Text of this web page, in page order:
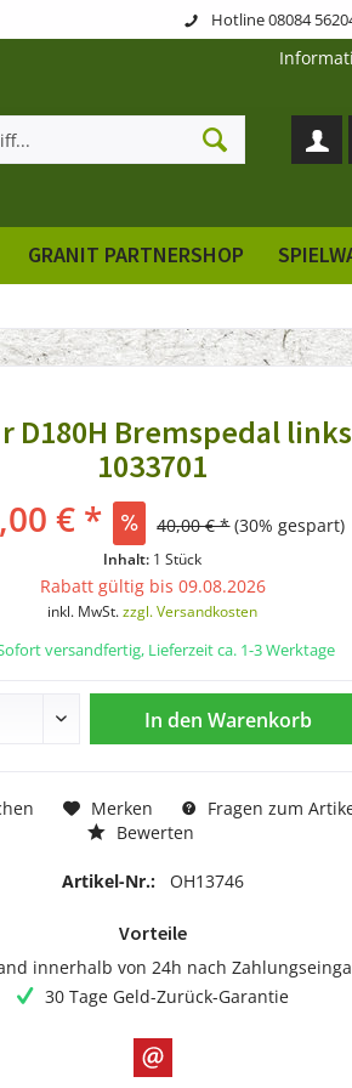
Hotline 08084
GRANIT PARTNERSHOP
D180H Bremspedal links
1033701
€ * 40,00 € * (30% gespart)
Inhalt: 1 Stück
Rabatt gültig bis 09.08.2026
inkl. MwSt.zzgl. Versandkosten
versandfertig, Lieferzeit ca. 1-3 Werktage
In den Warenkorb
Merken
Fragen zum
Bewerten
Artikel-Nr.: OH13746
Vorteile
innerhalb von 24h nach
30 Tage Geld-Zurück-Garantie